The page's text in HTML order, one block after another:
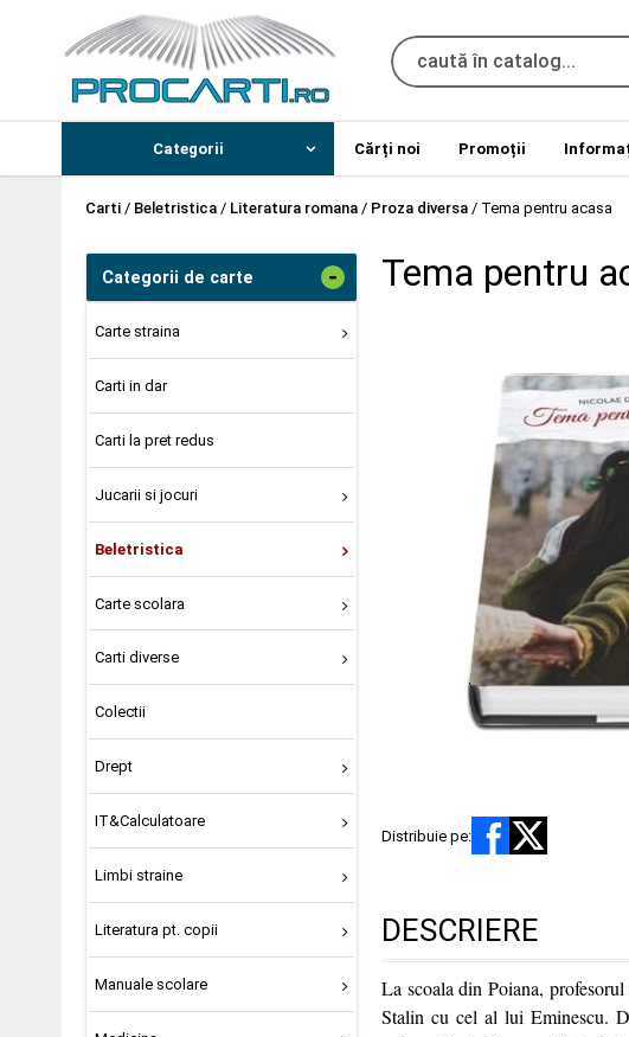
Categorii Cărți noi Promoții
Carti / Beletristica / Literatura romana / Proza diversa / Tema pentru acasa
Categorii de carte -
Carte straina
Carti in dar
Carti la pret redus
Jucarii si jocuri
Beletristica
Carte scolara
Carti diverse
Colectii
Drept
IT&Calculatoare
Limbi straine
Literatura pt. copii
Manuale scolare
Tema pentru
Distribuie pe:
DESCRIERE
La scoala din Poiana,
Stalin cu cel al lui Eminescu.